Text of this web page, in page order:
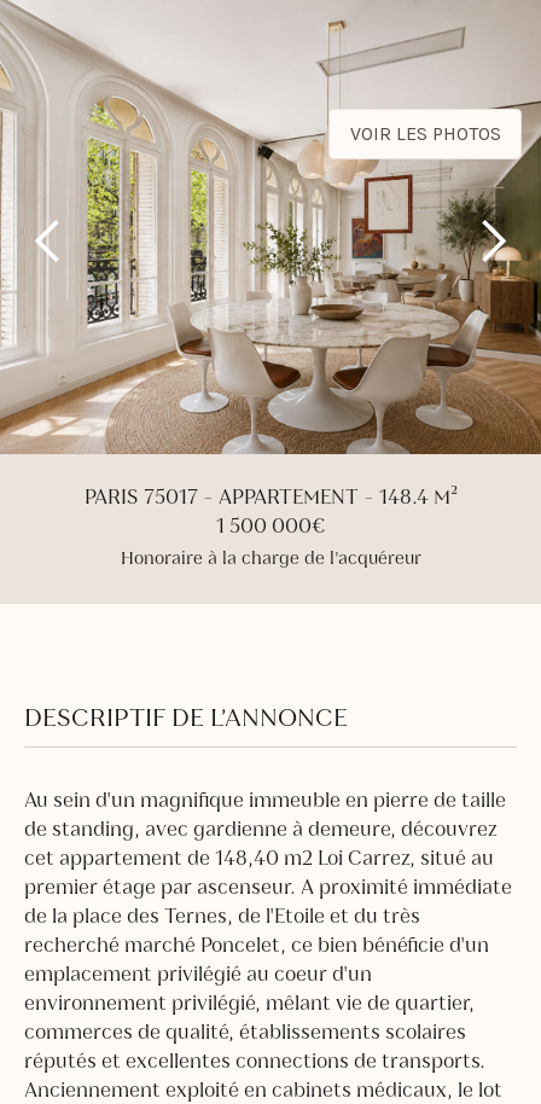
PARIS 75017 - APPARTEMENT - 148.4 M²
1 500 000€
Honoraire à la charge de l'acquéreur
VOIR LES PHOTOS
DESCRIPTIF DE L’ANNONCE
Au sein d'un magnifique immeuble en pierre de taille
de standing, avec gardienne à demeure, découvrez
cet appartement de 148,40 m2 Loi Carrez, situé au
premier étage par ascenseur. A proximité immédiate
de la place des Ternes, de l'Etoile et du très
recherché marché Poncelet, ce bien bénéficie d'un
emplacement privilégié au coeur d'un
environnement privilégié, mêlant vie de quartier,
commerces de qualité, établissements scolaires
réputés et excellentes connections de transports.
Anciennement exploité en cabinets médicaux, le lot